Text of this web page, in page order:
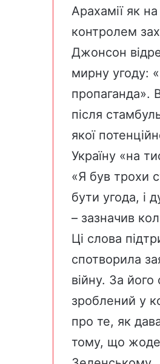
Арахамії як
контролем
Джонсон
мирну угоду:
пропаганда».
після
якої
Україну «на
«Я був трохи
бути угода, і
– зазначив
Ці слова
спотворила
війну. За
зроблений у
про те, як
тому, що